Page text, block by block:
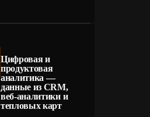
Цифровая и
продуктовая
аналитика —
данные из CRM,
веб-аналитики и
тепловых карт